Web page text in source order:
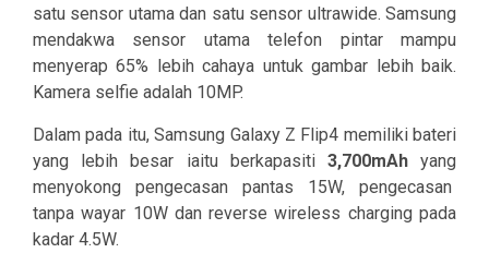
satu sensor utama dan satu sensor ultrawide. Samsung
mendakwa sensor utama telefon pintar mampu
menyerap 65% lebih cahaya untuk gambar lebih baik.
Kamera selfie adalah 10MP.
Dalam pada itu, Samsung Galaxy Z Flip4 memiliki bateri
yang lebih besar iaitu berkapasiti 3,700mAhyang
menyokong pengecasan pantas 15W, pengecasan
tanpa wayar 10W dan reverse wireless charging pada
kadar 4.5W.